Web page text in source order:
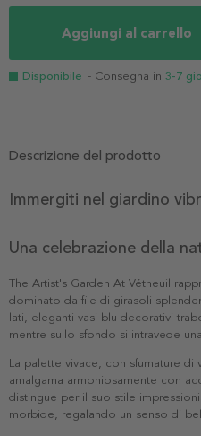
Aggiungi al carrello
Disponibile - Consegna in 3-7
Descrizione del prodotto
Immergiti nel giardino
Una celebrazione della
The Artist's Garden At Vétheuil
dominato da file di girasoli
lati, eleganti vasi blu decorativi
mentre sullo sfondo si intravede
La palette vivace, con sfumature
amalgama armoniosamente con
distingue per il suo stile
morbide, regalando un senso di